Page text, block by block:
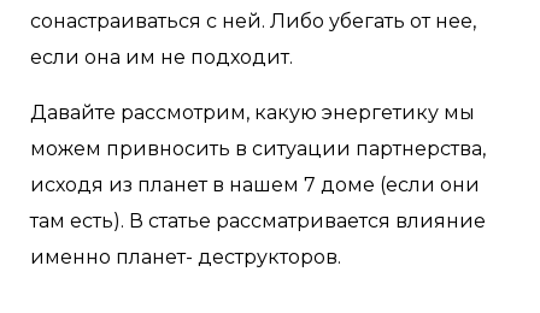
сонастраиваться с ней. Либо убегать от нее,
если она им не подходит.
Давайте рассмотрим, какую энергетику мы
можем привносить в ситуации партнерства,
исходя из планет в нашем 7 доме (если они
там есть). В статье рассматривается влияние
именно планет- деструкторов.